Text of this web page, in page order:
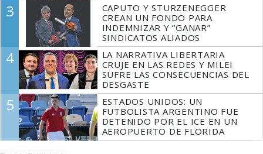
3
CAPUTO Y STURZENEGGER
CREAN UN FONDO PARA
INDEMNIZAR Y “GANAR”
SINDICATOS ALIADOS
4
LA NARRATIVA LIBERTARIA
CRUJE EN LAS REDES Y MILEI
SUFRE LAS CONSECUENCIAS DEL
DESGASTE
5
ESTADOS UNIDOS: UN
FUTBOLISTA ARGENTINO FUE
DETENIDO POR EL ICE EN UN
AEROPUERTO DE FLORIDA